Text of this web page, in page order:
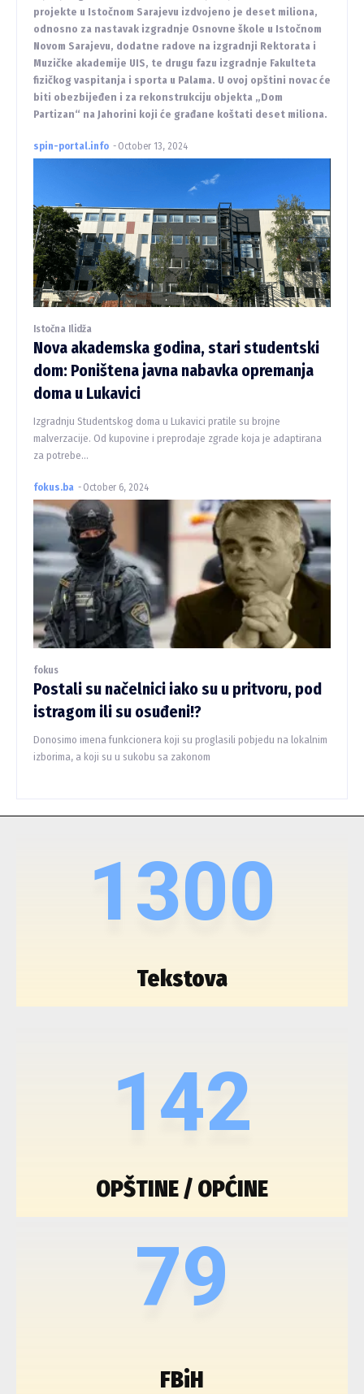
projekte u Istočnom Sarajevu izdvojeno je deset miliona,
odnosno za nastavak izgradnje Osnovne škole u Istočnom
Novom Sarajevu, dodatne radove na izgradnji Rektorata i
Muzičke akademije UIS, te drugu fazu izgradnje Fakulteta
fizičkog vaspitanja i sporta u Palama. U ovoj opštini novac će
biti obezbijeđen i za rekonstrukciju objekta „Dom
Partizan“ na Jahorini koji će građane koštati deset miliona.
spin-portal.info - October 13, 2024
Istočna Ilidža
Nova akademska godina, stari studentski
dom: Poništena javna nabavka opremanja
doma u Lukavici
Izgradnju Studentskog doma u Lukavici pratile su brojne
malverzacije. Od kupovine i preprodaje zgrade koja je adaptirana
za potrebe...
fokus.ba - October 6, 2024
fokus
Postali su načelnici iako su u pritvoru, pod
istragom ili su osuđeni!?
Donosimo imena funkcionera koji su proglasili pobjedu na lokalnim
izborima, a koji su u sukobu sa zakonom
1300
Tekstova
142
OPŠTINE / OPĆINE
79
FBiH